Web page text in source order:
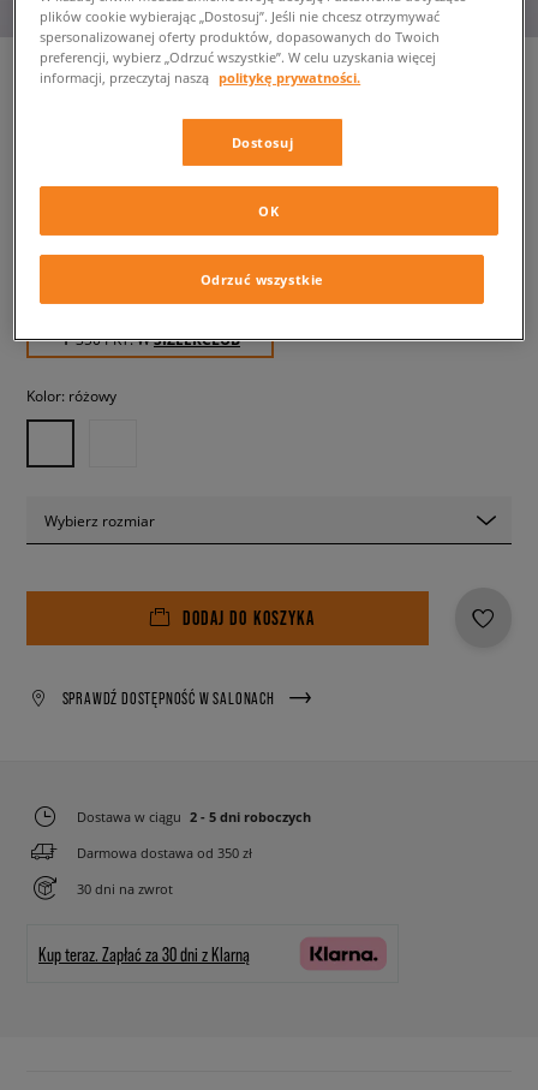
349,99 zł z VAT
(Cena początkowa)
✛ 350 PKT. WSIZEERCLUB
Kolor: różowy
Wybierz rozmiar
DODAJ DO KOSZYKA
SPRAWDŹ DOSTĘPNOŚĆ W SALONACH
Dostawa w ciągu 2 - 5 dni roboczych
Darmowa dostawa od 350 zł
30 dni na zwrot
Kup teraz. Zapłać za 30 dni z Klarną
plików cookie wybierając „Dostosuj”. Jeśli nie chcesz otrzymywać
spersonalizowanej oferty produktów, dopasowanych do Twoich
preferencji, wybierz „Odrzuć wszystkie”. W celu uzyskania więcej
informacji, przeczytaj naszą politykę prywatności.
Dostosuj
Odrzuć wszystkie
OK